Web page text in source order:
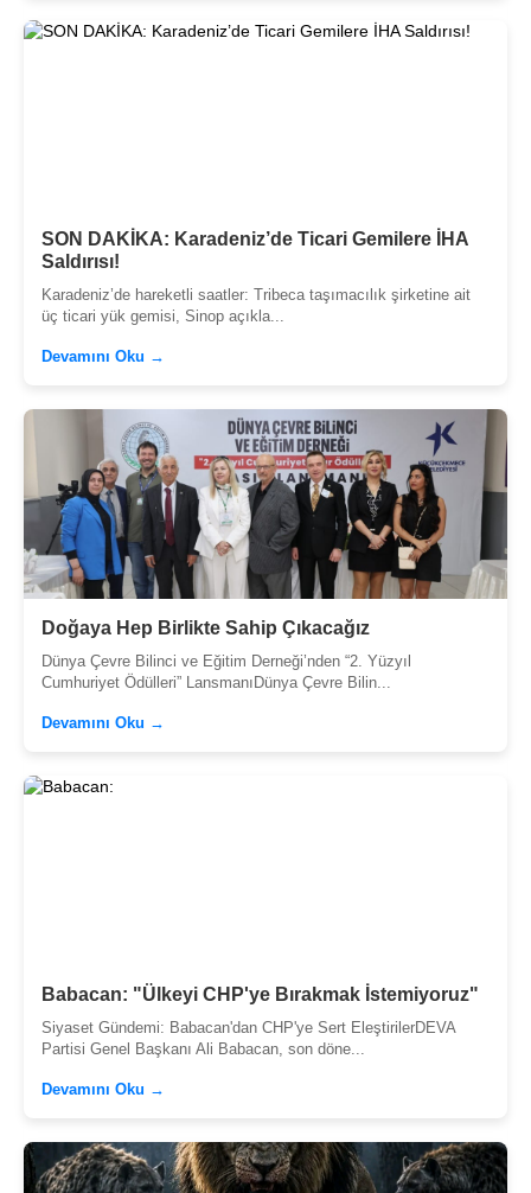
SON DAKİKA: Karadeniz’de Ticari Gemilere İHA
Saldırısı!
Karadeniz’de hareketli saatler: Tribeca taşımacılık şirketine ait
üç ticari yük gemisi, Sinop açıkla...
Devamını Oku →
Doğaya Hep Birlikte Sahip Çıkacağız
Dünya Çevre Bilinci ve Eğitim Derneği’nden “2. Yüzyıl
Cumhuriyet Ödülleri” LansmanıDünya Çevre Bilin...
Devamını Oku →
Babacan: "Ülkeyi CHP'ye Bırakmak İstemiyoruz"
Siyaset Gündemi: Babacan'dan CHP'ye Sert EleştirilerDEVA
Partisi Genel Başkanı Ali Babacan, son döne...
Devamını Oku →